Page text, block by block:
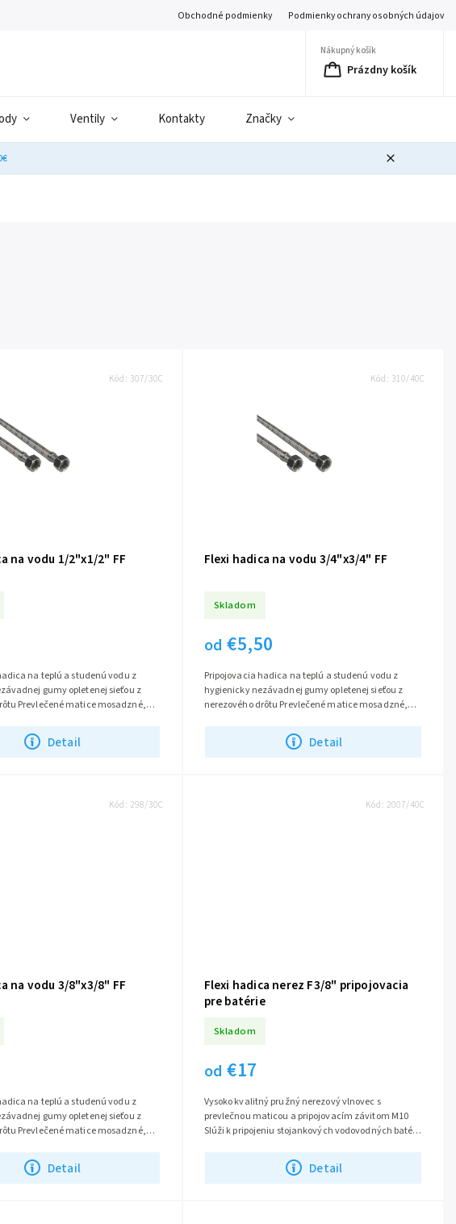
Obchodné podmienky Podmienky ochrany osobných údajov
Nákupný košík
Prázdny košík
Ventily Kontakty Značky
na vodu 1/2"x1/2" FF
Detail
na teplú a studenú vodu z
gumy opletenej sieťou z
Prevlečené matice mosadzné,
Kód: 307/30C
Flexi hadica na vodu 3/4"x3/4" FF
Skladom
od €5,50
Detail
Pripojovacia hadica na teplú a studenú vodu z
hygienicky nezávadnej gumy opletenej sieťou z
nerezového drôtu Prevlečené matice mosadzné,
Kód: 310/40C
na vodu 3/8"x3/8" FF
Detail
na teplú a studenú vodu z
gumy opletenej sieťou z
Prevlečené matice mosadzné,
Kód: 298/30C
Flexi hadica nerez F3/8" pripojovacia
pre batérie
Skladom
od €17
Detail
Vysoko kvalitný pružný nerezový vlnovec s
prevlečnou maticou a pripojovacím závitom M10
Slúži k pripojeniu stojankových vodovodných batérií
Kód: 2007/40C